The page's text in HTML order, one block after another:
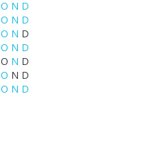
O N D
O N D
O N D
O N D
O N D
O N D
O N D